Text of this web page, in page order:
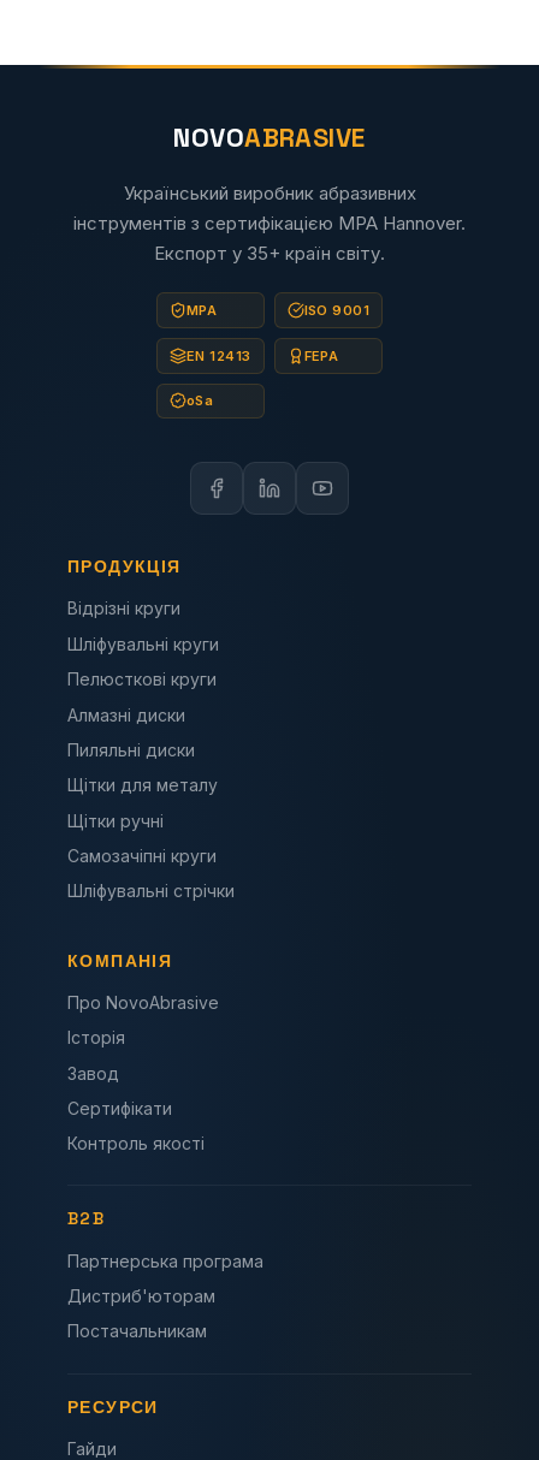
NOVOABRASIVE
Український виробник абразивних
інструментів з сертифікацією MPA Hannover.
Експорт у 35+ країн світу.
MPA ISO 9001
EN 12413 FEPA
oSa
ПРОДУКЦІЯ
Відрізні круги
Шліфувальні круги
Пелюсткові круги
Алмазні диски
Пиляльні диски
Щітки для металу
Щітки ручні
Самозачіпні круги
Шліфувальні стрічки
КОМПАНІЯ
Про NovoAbrasive
Історія
Завод
Сертифікати
Контроль якості
B2B
Партнерська програма
Дистриб'юторам
Постачальникам
РЕСУРСИ
Гайди